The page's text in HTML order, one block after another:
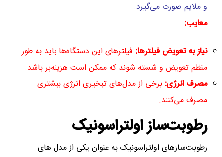
و ملایم صورت می‌گیرد.
معایب:
نیاز به تعویض فیلترها: فیلترهای این دستگاه‌ها باید به طور
منظم تعویض و شسته شوند که ممکن است هزینه‌بر باشد.
مصرف انرژی: برخی از مدل‌های تبخیری انرژی بیشتری
مصرف می‌کنند.
رطوبت‌ساز اولتراسونیک
رطوبت‌سازهای اولتراسونیک به عنوان یکی از مدل های